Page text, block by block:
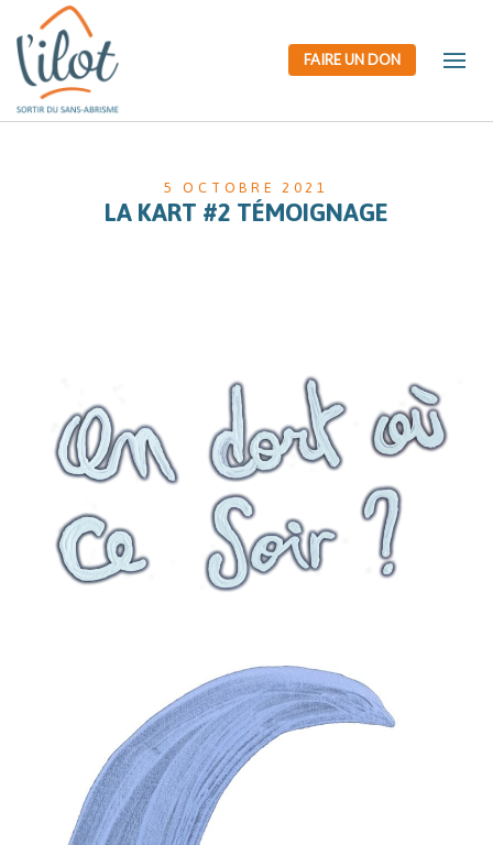
5 OCTOBRE 2021
LA KART #2 TÉMOIGNAGE
FAIRE UN DON